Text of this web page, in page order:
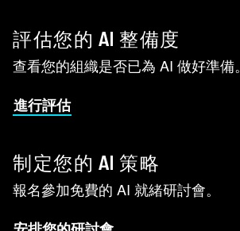
評估您的 AI 整備度
查看您的組織是否已為 AI 做好準備。
進行評估
制定您的 AI 策略
報名參加免費的 AI 就緒研討會。